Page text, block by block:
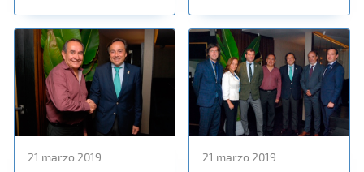
21 marzo 2019 21 marzo 2019